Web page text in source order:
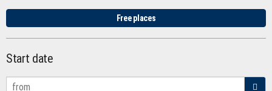
Free places
Start date